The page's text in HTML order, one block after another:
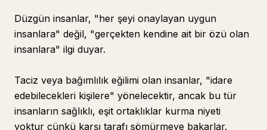
Düzgün insanlar, "her şeyi onaylayan uygun
insanlara" değil, "gerçekten kendine ait bir özü olan
insanlara" ilgi duyar.
Taciz veya bağımlılık eğilimi olan insanlar, "idare
edebilecekleri kişilere" yönelecektir, ancak bu tür
insanların sağlıklı, eşit ortaklıklar kurma niyeti
yoktur çünkü karşı tarafı sömürmeye bakarlar.